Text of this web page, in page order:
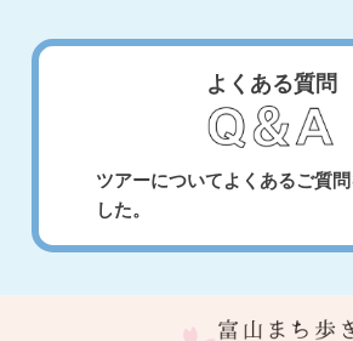
よくある質問
ツアーについてよくあるご質
した。